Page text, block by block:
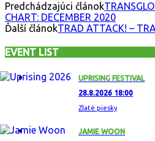
Predchádzajúci článok
CHART: DECEMBER 2020
Ďalší článokTRAD ATTACK! –
EVENT LIST
UPRISING FESTIVAL
28.8.2026 18:00
Zlaté piesky
JAMIE WOON